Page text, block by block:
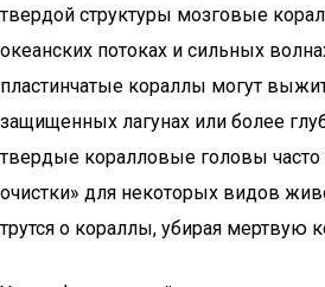
твердой структуры мозговые
океанских потоках и сильных
пластинчатые кораллы могут
защищенных лагунах или более
твердые коралловые головы часто
очистки» для некоторых видов
трутся о кораллы, убирая мертвую